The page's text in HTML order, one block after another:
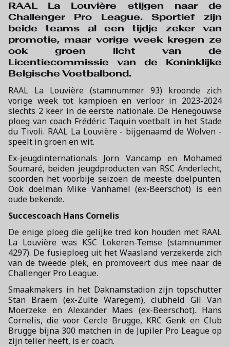
RAAL La Louvière stijgen naar de
Challenger Pro League. Sportief zijn
beide teams al een tijdje zeker van
promotie, maar vorige week kregen ze
ook groen licht van de
Licentiecommissie van de Koninklijke
Belgische Voetbalbond.
RAAL La Louvière (stamnummer 93) kroonde zich
vorige week tot kampioen en verloor in 2023-2024
slechts 2 keer in de eerste nationale. De Henegouwse
ploeg van coach Frédéric Taquin voetbalt in het Stade
du Tivoli. RAAL La Louvière - bijgenaamd de Wolven -
speelt in groen en wit.
Ex-jeugdinternationals Jorn Vancamp en Mohamed
Soumaré, beiden jeugdproducten van RSC Anderlecht,
scoorden het voorbije seizoen de meeste doelpunten.
Ook doelman Mike Vanhamel (ex-Beerschot) is een
oude bekende.
Succescoach Hans Cornelis
De enige ploeg die gelijke tred kon houden met RAAL
La Louvière was KSC Lokeren-Temse (stamnummer
4297). De fusieploeg uit het Waasland verzekerde zich
van de tweede plek, en promoveert dus mee naar de
Challenger Pro League.
Smaakmakers in het Daknamstadion zijn topschutter
Stan Braem (ex-Zulte Waregem), clubheld Gil Van
Moerzeke en Alexander Maes (ex-Beerschot). Hans
Cornelis, die voor Cercle Brugge, KRC Genk en Club
Brugge bijna 300 matchen in de Jupiler Pro League op
zijn teller heeft, is er coach.